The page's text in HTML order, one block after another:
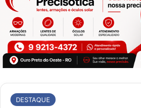
DESTAQUE